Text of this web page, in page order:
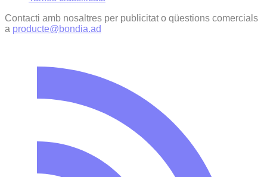
Contacti amb nosaltres per publicitat o qüestions comercials
a producte@bondia.ad